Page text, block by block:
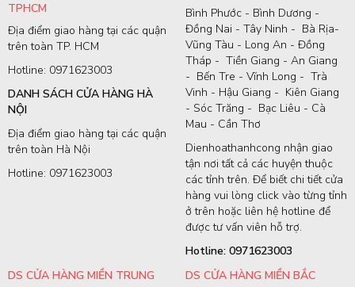
TPHCM
Địa điểm giao hàng tại các quận
trên toàn TP. HCM
Hotline: 0971623003
DANH SÁCH CỬA HÀNG HÀ
NỘI
Địa điểm giao hàng tại các quận
trên toàn Hà Nội
Hotline: 0971623003
Bình Phước - Bình Dương -
Đồng Nai - Tây Ninh - Bà Rịa-
Vũng Tàu - Long An - Đồng
Tháp - Tiền Giang - An Giang
- Bến Tre - Vĩnh Long - Trà
Vinh - Hậu Giang - Kiên Giang
- Sóc Trăng - Bạc Liêu - Cà
Mau - Cần Thơ
Dienhoathanhcong nhận giao
tận nơi tất cả các huyện thuộc
các tỉnh trên. Để biết chi tiết cửa
hàng vui lòng click vào từng tỉnh
ở trên hoặc liên hệ hotline để
được tư vấn viên hỗ trợ.
Hotline: 0971623003
DS CỬA HÀNG MIỀN TRUNG
DS CỬA HÀNG MIỀN BẮC